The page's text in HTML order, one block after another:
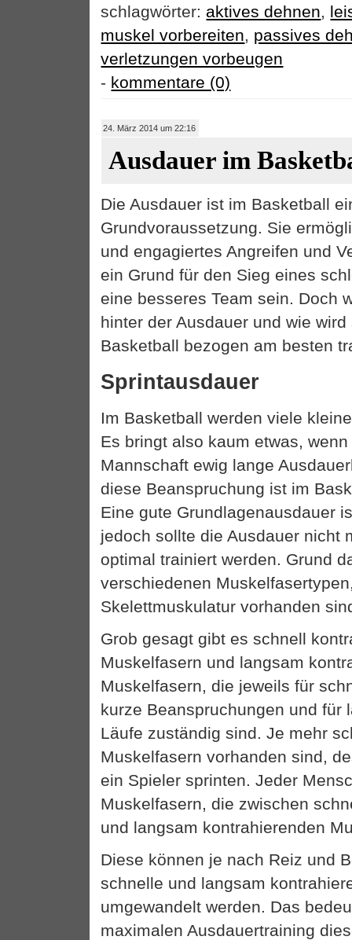
schlagwörter: aktives dehnen
muskel vorbereiten
passives
verletzungen vorbeugen
- kommentare (0)
24. März 2014 um 22:16
Ausdauer im
Die Ausdauer ist im Basketball
Grundvoraussetzung. Sie
und engagiertes Angreifen und
ein Grund für den Sieg eines
eine besseres Team sein. Doch
hinter der Ausdauer und wie
Basketball bezogen am besten
Sprintausdauer
Im Basketball werden viele
Es bringt also kaum etwas,
Mannschaft ewig lange
diese Beanspruchung ist im
Eine gute Grundlagenausdauer
jedoch sollte die Ausdauer nicht
optimal trainiert werden. Grund
verschiedenen
Skelettmuskulatur vorhanden
Grob gesagt gibt es schnell
Muskelfasern und langsam
Muskelfasern, die jeweils für
kurze Beanspruchungen und für
Läufe zuständig sind. Je mehr
Muskelfasern vorhanden sind,
ein Spieler sprinten. Jeder
Muskelfasern, die zwischen
und langsam kontrahierenden
Diese können je nach Reiz und
schnelle und langsam
umgewandelt werden. Das
maximalen Ausdauertraining